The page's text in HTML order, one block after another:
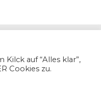
| All Rights
auf “Alles klar”,
Cookies zu.